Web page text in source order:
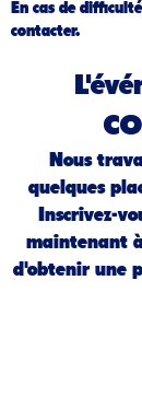
En cas de
contacter.
Nous
quelques
Inscrivez-
maintenant
d'obtenir une